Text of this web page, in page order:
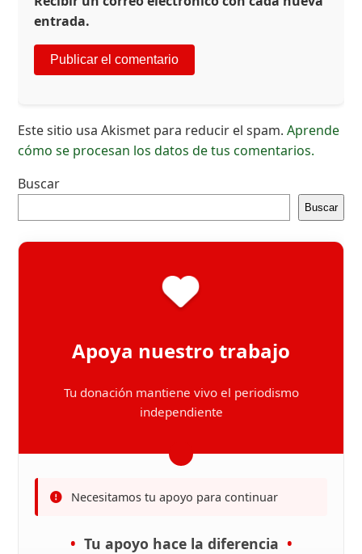
entrada.
Este sitio usa Akismet para reducir el spam.Aprende
cómo se procesan los datos de tus comentarios.
Buscar
Buscar
Apoya nuestro trabajo
Tu donación mantiene vivo el periodismo
independiente
Necesitamos tu apoyo para continuar
Tu apoyo hace la diferencia